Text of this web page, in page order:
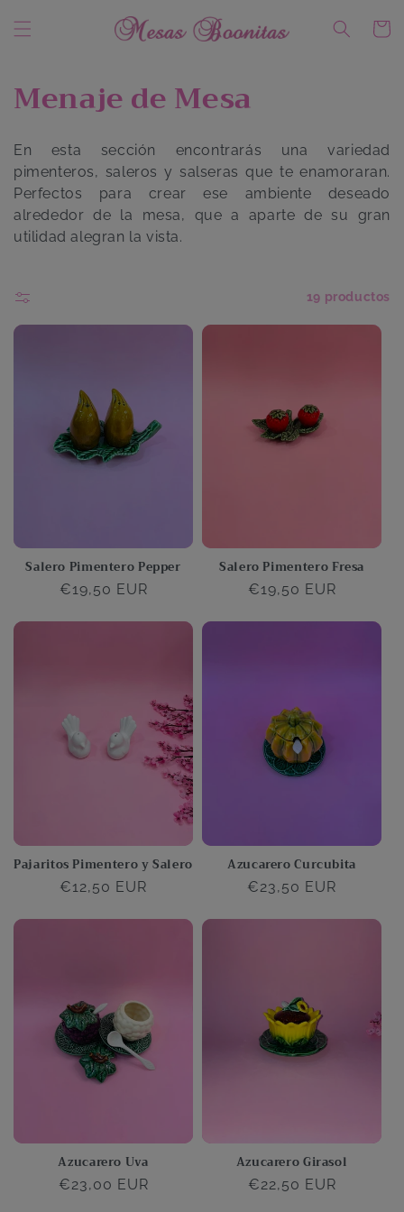
directamente
al contenido
Carrito
C
o
l
e
c
i
Menaje de Mesa
En esta sección encontrarás una variedad
pimenteros, saleros y salseras que te enamoraran.
Perfectos para crear ese ambiente deseado
alrededor de la mesa, que a aparte de su gran
utilidad alegran la vista.
19 productos
Salero Pimentero Pepper
Precio
€19,50 EUR
Salero Pimentero Fresa
Precio
€19,50 EUR
Pajaritos Pimentero y Salero
Precio
€12,50 EUR
Azucarero Curcubita
Precio
€23,50 EUR
Azucarero Uva
Precio
€23,00 EUR
Azucarero Girasol
Precio
€22,50 EUR